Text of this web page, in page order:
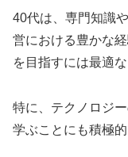
40代は、専門知識
営における豊かな
を目指すには最適
特に、テクノロジ
学ぶことにも積極